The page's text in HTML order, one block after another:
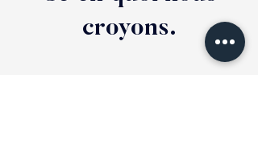
croyons.